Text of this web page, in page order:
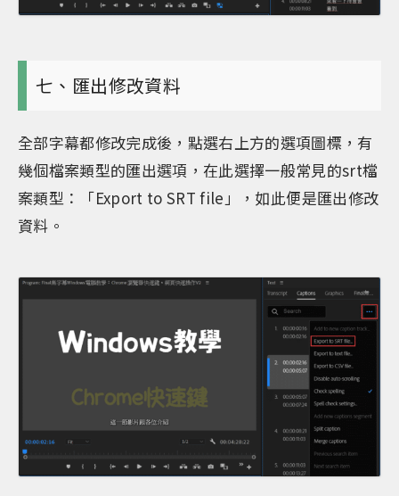
七、匯出修改資料
全部字幕都修改完成後，點選右上方的選項圖標，有
幾個檔案類型的匯出選項，在此選擇一般常見的srt檔
案類型：「Export to SRT file」，如此便是匯出修改
資料。